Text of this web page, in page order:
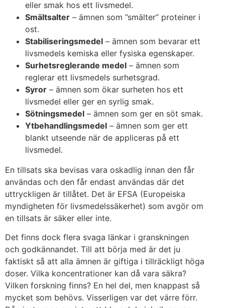
eller smak hos ett livsmedel.
Smältsalter – ämnen som ”smälter” proteiner i
ost.
Stabiliseringsmedel – ämnen som bevarar ett
livsmedels kemiska eller fysiska egenskaper.
Surhetsreglerande medel – ämnen som
reglerar ett livsmedels surhetsgrad.
Syror – ämnen som ökar surheten hos ett
livsmedel eller ger en syrlig smak.
Sötningsmedel – ämnen som ger en söt smak.
Ytbehandlingsmedel – ämnen som ger ett
blankt utseende när de appliceras på ett
livsmedel.
En tillsats ska bevisas vara oskadlig innan den får
användas och den får endast användas där det
uttryckligen är tillåtet. Det är EFSA (Europeiska
myndigheten för livsmedelssäkerhet) som avgör om
en tillsats är säker eller inte.
Det finns dock flera svaga länkar i granskningen
och godkännandet. Till att börja med är det ju
faktiskt så att alla ämnen är giftiga i tillräckligt höga
doser. Vilka koncentrationer kan då vara säkra?
Vilken forskning finns? En hel del, men knappast så
mycket som behövs. Visserligen var det värre förr.